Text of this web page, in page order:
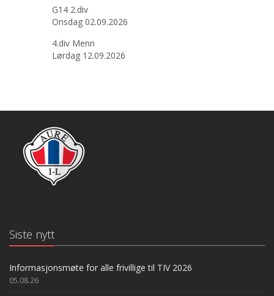
G14 2.div
Onsdag 02.09.2026
4.div Menn
Lørdag 12.09.2026
Siste nytt
Informasjonsmøte for alle frivillige til TIV 2026
05.08.26